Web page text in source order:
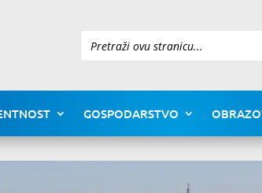
Pretraži
GOSPODARSTVO